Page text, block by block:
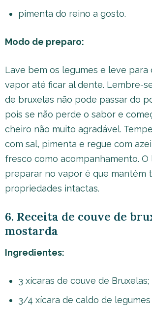
pimenta do reino a gosto.
Modo de preparo:
Lave bem os legumes e leve para
vapor até ficar al dente. Lembre-
de bruxelas não pode passar do
pois se não perde o sabor e
cheiro não muito agradável.
com sal, pimenta e regue com
fresco como acompanhamento. O
preparar no vapor é que mantém
propriedades intactas.
6. Receita de couve de
mostarda
Ingredientes:
3 xícaras de couve de Bruxelas;
3/4 xícara de caldo de